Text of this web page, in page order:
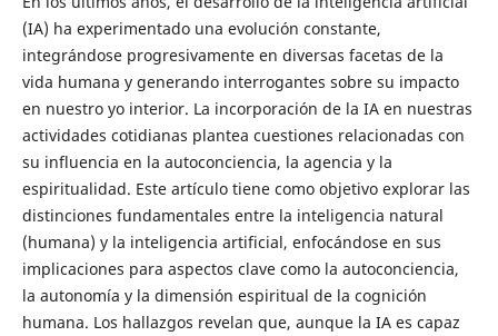
(IA) ha experimentado una evolución constante,
integrándose progresivamente en diversas facetas de la
vida humana y generando interrogantes sobre su impacto
en nuestro yo interior. La incorporación de la IA en nuestras
actividades cotidianas plantea cuestiones relacionadas con
su influencia en la autoconciencia, la agencia y la
espiritualidad. Este artículo tiene como objetivo explorar las
distinciones fundamentales entre la inteligencia natural
(humana) y la inteligencia artificial, enfocándose en sus
implicaciones para aspectos clave como la autoconciencia,
la autonomía y la dimensión espiritual de la cognición
humana. Los hallazgos revelan que, aunque la IA es capaz